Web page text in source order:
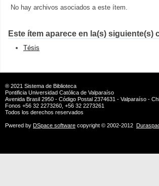
No hay archivos asociados a este ítem.
Este ítem aparece en la(s) siguiente(s)
Tésis
® 2021 Sistema de Biblioteca
Pontificia Universidad Católica de Valparaíso
Avenida Brasil 2950 - Código Postal 2374631 - Valparaíso -
Fonos +56 32 2273260, +56 32 2273261
Todos los derechos reservados
Pwered by DSpace software copyright © 2002-2012